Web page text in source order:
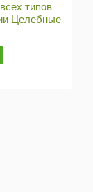
типов
Целебные